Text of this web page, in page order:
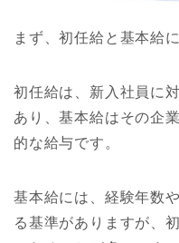
まず、初任給と基本給
初任給は、新入社員に
あり、基本給はその企
的な給与です。
基本給には、経験年数
る基準がありますが、